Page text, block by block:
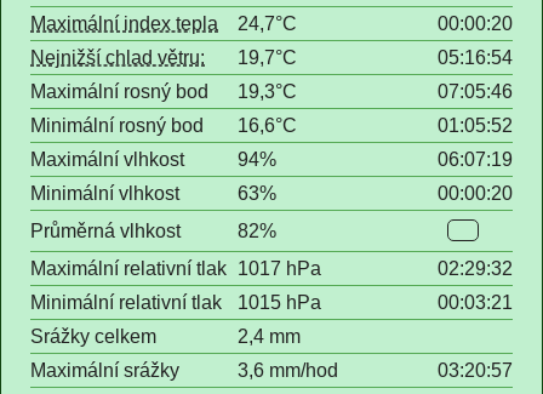
Maximální index tepla
24,7°C
00:00:20
Nejnižší chlad větru:
19,7°C
05:16:54
Maximální rosný bod
19,3°C
07:05:46
Minimální rosný bod
16,6°C
01:05:52
Maximální vlhkost
94%
06:07:19
Minimální vlhkost
63%
00:00:20
Průměrná vlhkost
82%
Maximální relativní tlak 1017 hPa
02:29:32
Minimální relativní tlak
1015 hPa
00:03:21
Srážky celkem
2,4 mm
Maximální srážky
3,6 mm/hod
03:20:57